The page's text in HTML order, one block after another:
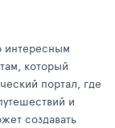
интересным
который
портал, где
и
создавать